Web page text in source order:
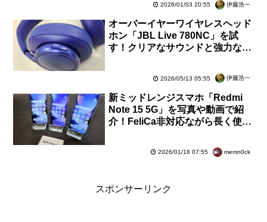
2026/01/03 20:55 伊藤浩一
オーバーイヤーワイヤレスヘッド
ホン「JBL Live 780NC」を試
す！クリアなサウンドと強力なノ
2026/05/13 05:55 伊藤浩一
新ミッドレンジスマホ「Redmi
Note 15 5G」を写真や動画で紹
介！FeliCa非対応ながら長く使え
2026/01/18 07:55 memn0ck
スポンサーリンク